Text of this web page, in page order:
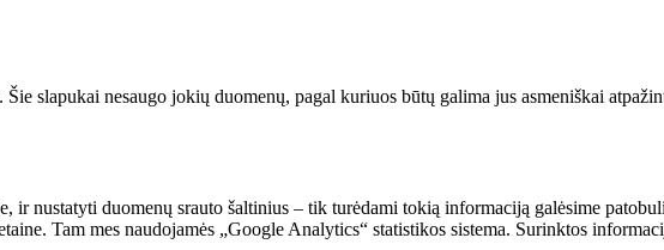
slapukai nesaugo jokių duomenų, pagal kuriuos būtų galima jus asmeniškai
ir nustatyti duomenų srauto šaltinius – tik turėdami tokią informaciją galėsime
Tam mes naudojamės „Google Analytics“ statistikos sistema. Surinktos